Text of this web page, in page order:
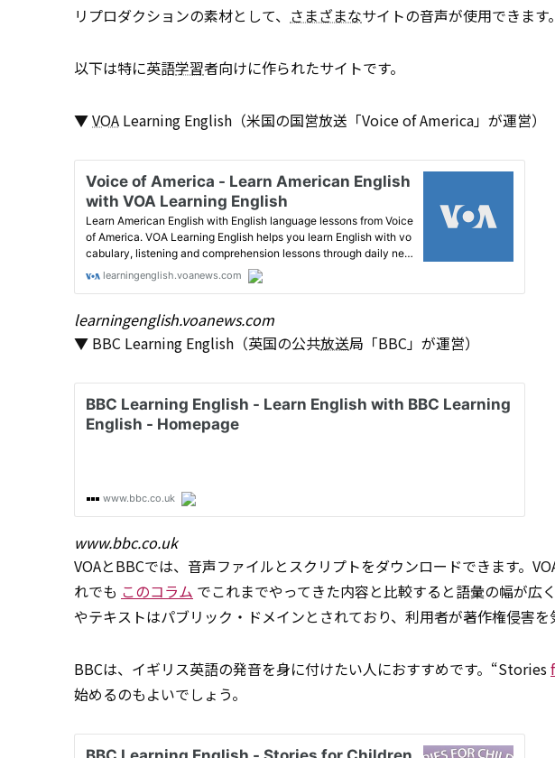
リプロダクションの素材として、 さまざまなサイトの音声が使用できます。
以下は特に英語学習者向けに作られたサイトです。
▼VOA Learning English（米国の国営放送「Voice of America」が運営）
learningenglish.voanews.com
▼ BBC Learning English（英国の公共放送局「BBC」が運営）
www.bbc.co.uk
VOAとBBCでは、音声ファイルとスクリプトをダウンロードできます。
れでも このコラム でこれまでやってきた内容と比較すると語彙の幅が広
やテキストはパブリック・ドメインとされており、利用者が著作権侵害を
BBCは、イギリス英語の発音を身に付けたい人におすすめです。“Stories
始めるのもよいでしょう。